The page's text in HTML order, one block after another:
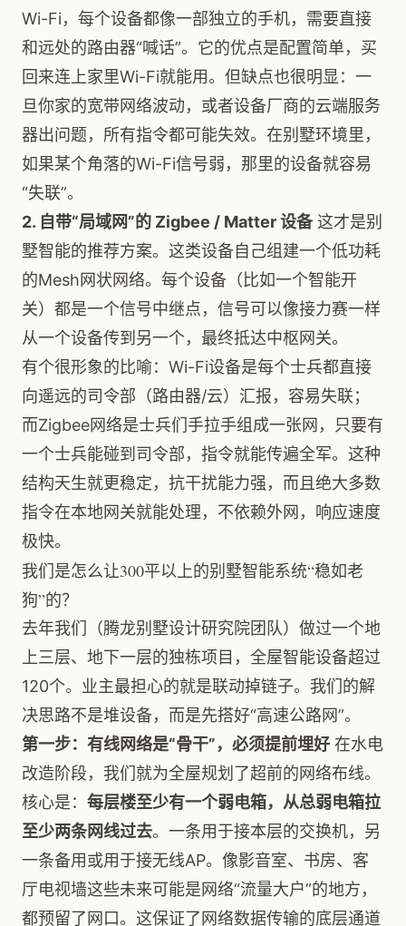
Wi-Fi，每个设备都像一部独立的手机，需要直接
和远处的路由器“喊话”。它的优点是配置简单，买
回来连上家里Wi-Fi就能用。但缺点也很明显：一
旦你家的宽带网络波动，或者设备厂商的云端服务
器出问题，所有指令都可能失效。在别墅环境里，
如果某个角落的Wi-Fi信号弱，那里的设备就容易
“失联”。
2. 自带“局域网”的 Zigbee / Matter 设备这才是别
墅智能的推荐方案。这类设备自己组建一个低功耗
的Mesh网状网络。每个设备（比如一个智能开
关）都是一个信号中继点，信号可以像接力赛一样
从一个设备传到另一个，最终抵达中枢网关。
有个很形象的比喻：Wi-Fi设备是每个士兵都直接
向遥远的司令部（路由器/云）汇报，容易失联；
而Zigbee网络是士兵们手拉手组成一张网，只要有
一个士兵能碰到司令部，指令就能传遍全军。这种
结构天生就更稳定，抗干扰能力强，而且绝大多数
指令在本地网关就能处理，不依赖外网，响应速度
极快。
我们是怎么让300平以上的别墅智能系统“稳如老
狗”的？
去年我们（腾龙别墅设计研究院团队）做过一个地
上三层、地下一层的独栋项目，全屋智能设备超过
120个。业主最担心的就是联动掉链子。我们的解
决思路不是堆设备，而是先搭好“高速公路网”。
第一步：有线网络是“骨干”，必须提前埋好 在水电
改造阶段，我们就为全屋规划了超前的网络布线。
核心是： 每层楼至少有一个弱电箱，从总弱电箱拉
至少两条网线过去。一条用于接本层的交换机，另
一条备用或用于接无线AP。像影音室、书房、客
厅电视墙这些未来可能是网络“流量大户”的地方，
都预留了网口。这保证了网络数据传输的底层通道